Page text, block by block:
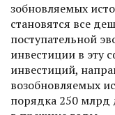
зобновляемых
становятся все
поступательной
инвестиции в эту
инвестиций,
возобновляемых
порядка 250 млрд